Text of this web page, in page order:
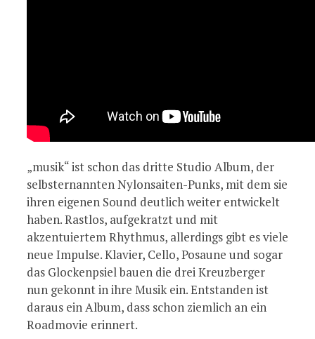
„musik“ ist schon das dritte Studio Album, der
selbsternannten Nylonsaiten-Punks, mit dem sie
ihren eigenen Sound deutlich weiter entwickelt
haben. Rastlos, aufgekratzt und mit
akzentuiertem Rhythmus, allerdings gibt es viele
neue Impulse. Klavier, Cello, Posaune und sogar
das Glockenpsiel bauen die drei Kreuzberger
nun gekonnt in ihre Musik ein. Entstanden ist
daraus ein Album, dass schon ziemlich an ein
Roadmovie erinnert.